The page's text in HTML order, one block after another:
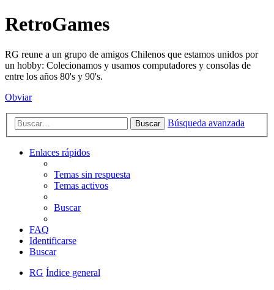
RetroGames
RG reune a un grupo de amigos Chilenos que estamos unidos por
un hobby: Colecionamos y usamos computadores y consolas de
entre los años 80's y 90's.
Obviar
Buscar Búsqueda avanzada
Enlaces rápidos
Temas sin respuesta
Temas activos
Buscar
FAQ
Identificarse
Buscar
RG Índice general